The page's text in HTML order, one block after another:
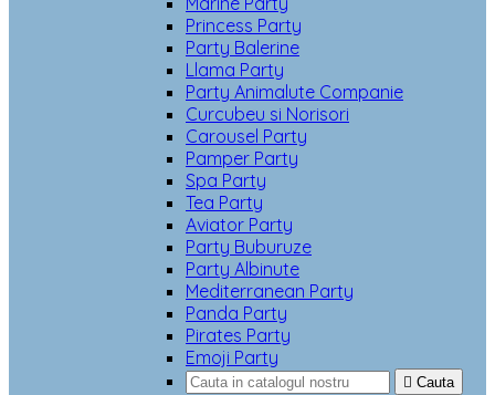
Princess Party
Party Balerine
Llama Party
Party Animalute Companie
Curcubeu si Norisori
Carousel Party
Pamper Party
Spa Party
Tea Party
Aviator Party
Party Buburuze
Party Albinute
Mediterranean Party
Panda Party
Pirates Party
Emoji Party
 Cauta